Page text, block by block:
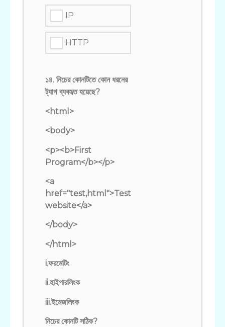
IP
HTTP
১৪. নিচের কোনটিতে কোন ধরনের
ট্যাগ ব্যবহৃত হয়েছে?
<html>
<body>
<p><b>First
Program</b></p>
<a
href="test,html">Test
website</a>
</body>
</html>
i.ফরমেটিং
ii.হাইপারলিংক
iii.ইমেজলিংক
নিচের কোনটি সঠিক?